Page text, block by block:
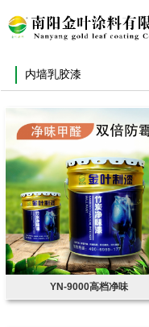
内墙乳胶漆
YN-9000高档净味